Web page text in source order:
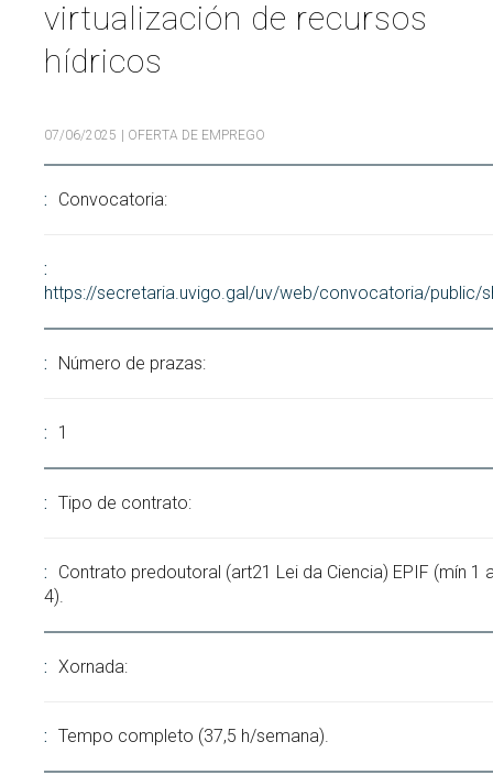
ES EN Search
por:
virtualización de recursos
hídricos
07/06/2025 | OFERTA DE EMPREGO
Convocatoria:
https://secretaria.uvigo.gal/uv/web/convocatoria/public/
Número de prazas:
1
Tipo de contrato:
Contrato predoutoral (art21 Lei da Ciencia) EPIF (mín 1
4).
Xornada:
Tempo completo (37,5 h/semana).